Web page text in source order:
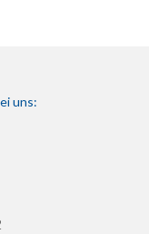
uns: